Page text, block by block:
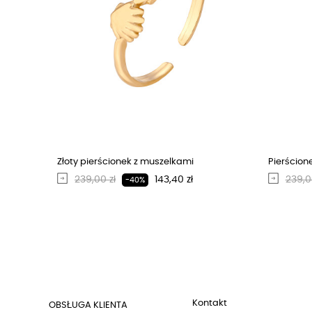
Złoty pierścionek z muszelkami
Regularna cena
239,00 zł -40% Cena
143,40 zł
OBSŁUGA KLIENTA Kontakt